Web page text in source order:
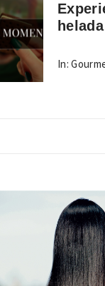
helada
In: